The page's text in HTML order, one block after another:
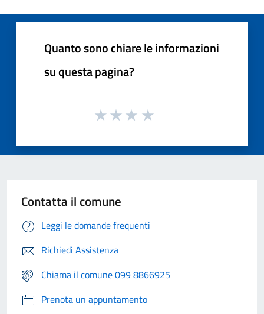
Quanto sono chiare le informazioni
su questa pagina?
Contatta il comune
Leggi le domande frequenti
Richiedi Assistenza
Chiama il comune 099 8866925
Prenota un appuntamento